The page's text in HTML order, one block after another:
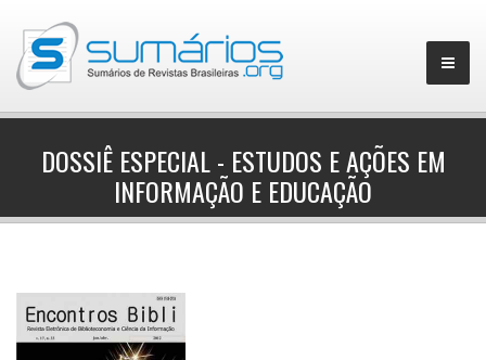
DOSSIÊ ESPECIAL - ESTUDOS E AÇÕES EM
INFORMAÇÃO E EDUCAÇÃO